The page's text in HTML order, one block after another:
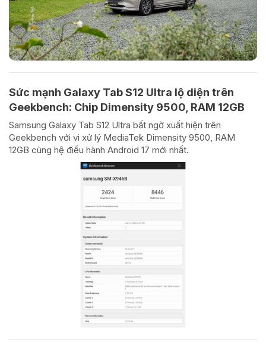
Sức mạnh Galaxy Tab S12 Ultra lộ diện trên
Geekbench: Chip Dimensity 9500, RAM 12GB
Samsung Galaxy Tab S12 Ultra bất ngờ xuất hiện trên
Geekbench với vi xử lý MediaTek Dimensity 9500, RAM
12GB cùng hệ điều hành Android 17 mới nhất.